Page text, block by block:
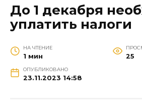
До 1 декабря
уплатить налоги
НА ЧТЕНИЕ
1 мин 25
ОПУБЛИКОВАНО
23.11.2023 14:58